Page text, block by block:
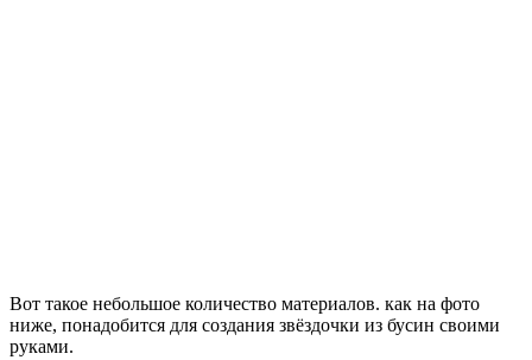
Вот такое небольшое количество материалов. как на фото
ниже, понадобится для создания звёздочки из бусин своими
руками.